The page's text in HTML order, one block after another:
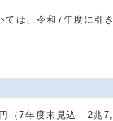
ては、令和7年度に引
（7年度末見込 2兆